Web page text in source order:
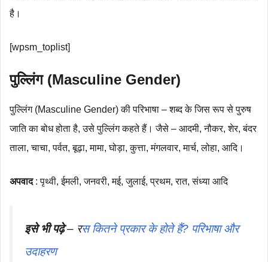
है।
[wpsm_toplist]
पुल्लिंग (Masculine Gender)
पुल्लिंग (Masculine Gender) की परिभाषा – शब्द के जिस रूप से पुरुष
जाति का बोध होता है, उसे पुल्लिंग कहते हैं। जैसे – आदमी, नौकर, शेर, बंदर
ताला, चाचा, पर्वत, बूढ़ा, मामा, घोड़ा, कुत्ता, मंगलवार, मार्च, लोहा, आदि।
अपवाद: पृथ्वी, ईमली, जनवरी, मई, जुलाई, प्रथम, रात, संध्या आदि
इसे भी पढ़े– रस कितने प्रकार के होते हैं? परिभाषा और
उदाहरण